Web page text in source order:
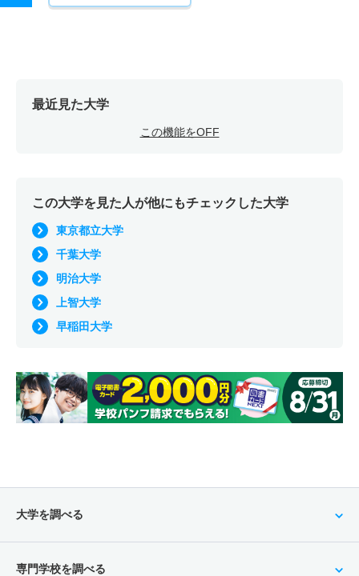
最近見た大学
この機能をOFF
この大学を見た人が他にもチェックした大学
東京都立大学
千葉大学
明治大学
上智大学
早稲田大学
大学を調べる
専門学校を調べる